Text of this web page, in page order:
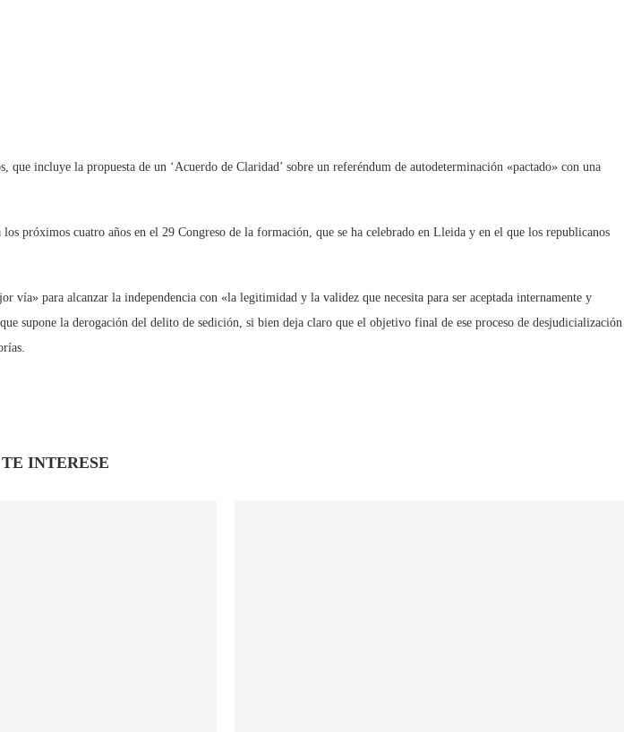
incluye la propuesta de un ‘Acuerdo de Claridad’ sobre un referéndum de autodeterminación «pactado» con una
próximos cuatro años en el 29 Congreso de la formación, que se ha celebrado en Lleida y en el que los republicanos
para alcanzar la independencia con «la legitimidad y la validez que necesita para ser aceptada internamente y
supone la derogación del delito de sedición, si bien deja claro que el objetivo final de ese proceso de desjudicialización
INTERESE